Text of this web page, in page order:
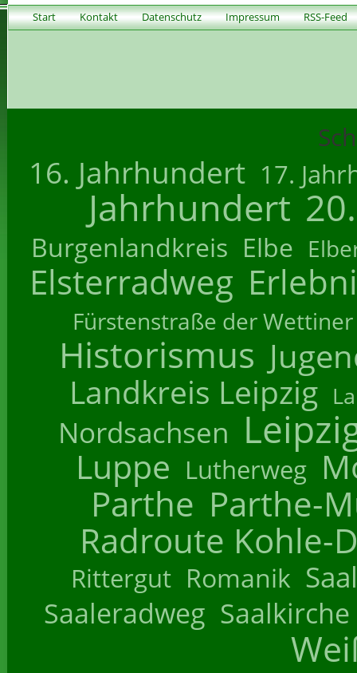
Start Kontakt Datenschutz Impressum RSS-Feed
16. Jahrhundert 17.
Jahrhundert
Burgenlandkreis Elbe
Elsterradweg
Fürstenstraße der Wettiner
Historismus
Landkreis Leipzig
Nordsachsen
Luppe Lutherweg
Parthe Parthe-
Radroute Kohle-
Rittergut Romanik
Saaleradweg Saalkirche